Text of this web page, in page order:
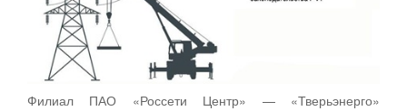
Филиал ПАО «Россети Центр» — «Тверьэнерго»